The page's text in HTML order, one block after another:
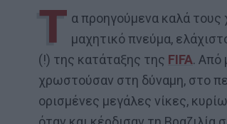
Τ α προηγούμενα καλά τους
μαχητικό πνεύμα,
(!) της κατάταξης της FIFA. Από
χρωστούσαν στη δύναμη, στο
ορισμένες μεγάλες νίκες,